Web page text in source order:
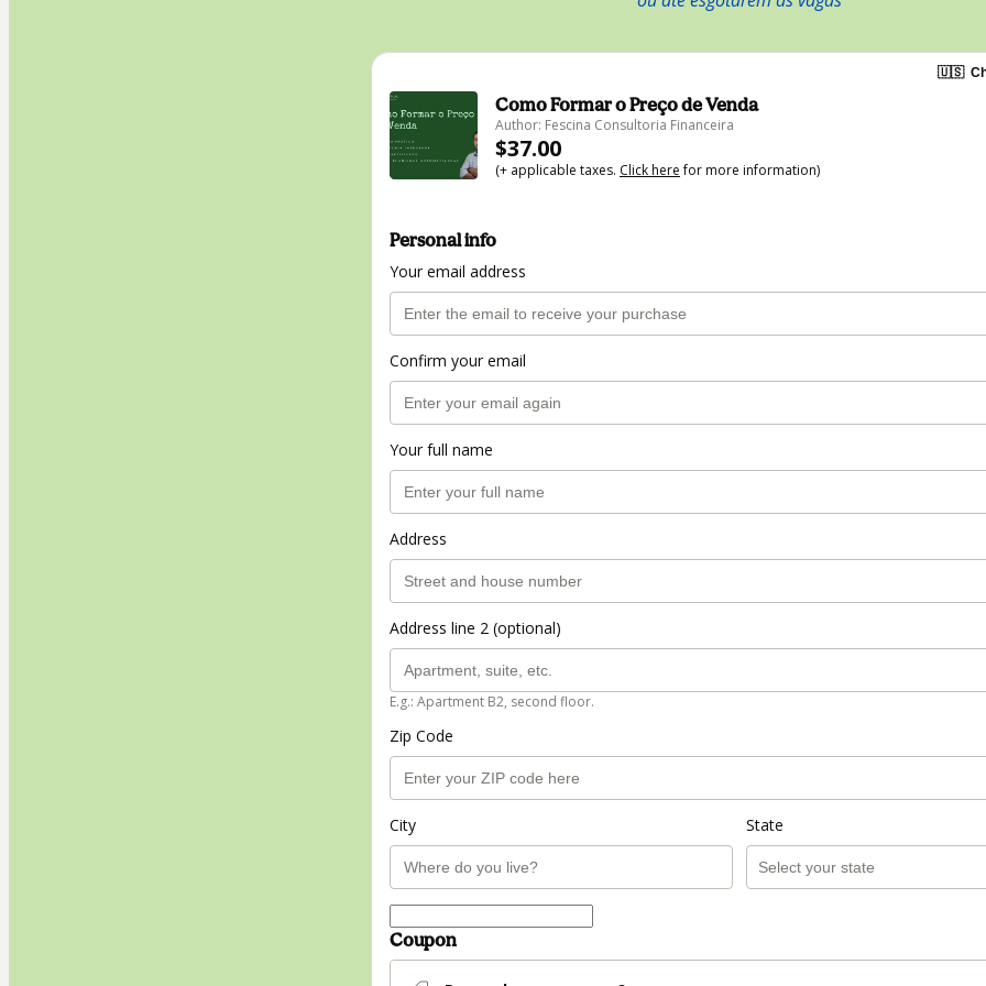
🇺🇸
Como Formar o Preço de Venda
Author: Fescina Consultoria Financeira
$37.00
(+ applicable taxes. Click herefor more information)
Personal info
Your email address
Confirm your email
Your full name
Address
Address line 2 (optional)
E.g.: Apartment B2, second floor.
Zip Code
City State
Coupon